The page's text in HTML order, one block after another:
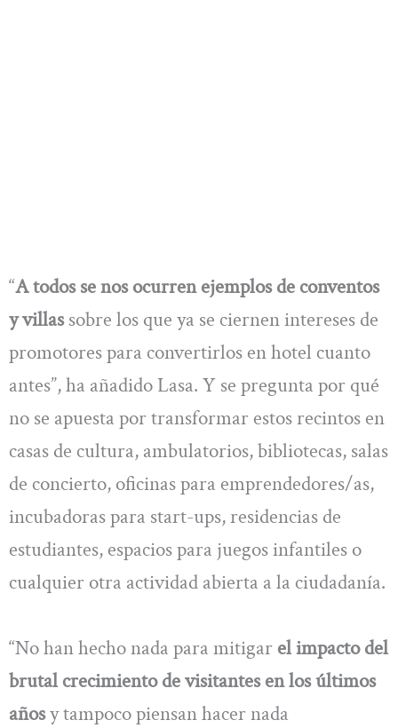
“A todos se nos ocurren ejemplos de conventos
y villassobre los que ya se ciernen intereses de
promotores para convertirlos en hotel cuanto
antes”, ha añadido Lasa. Y se pregunta por qué
no se apuesta por transformar estos recintos en
casas de cultura, ambulatorios, bibliotecas, salas
de concierto, oficinas para emprendedores/as,
incubadoras para start-ups, residencias de
estudiantes, espacios para juegos infantiles o
cualquier otra actividad abierta a la ciudadanía.
“No han hecho nada para mitigar el impacto del
brutal crecimiento de visitantes en los últimos
añosy tampoco piensan hacer nada